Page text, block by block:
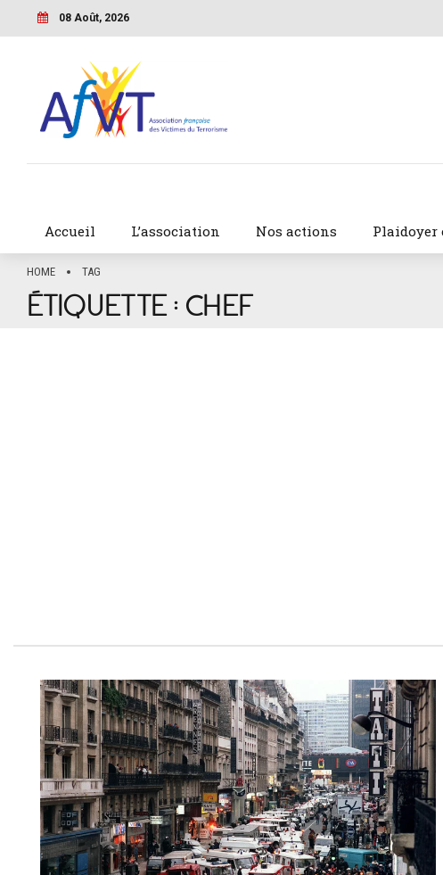
08 Août, 2026
Accueil L’association Nos actions Plaidoyer
HOME TAG
ÉTIQUETTE : CHEF